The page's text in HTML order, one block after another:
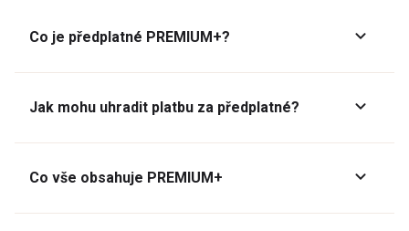
Co je předplatné PREMIUM+?
Jak mohu uhradit platbu za předplatné?
Co vše obsahuje PREMIUM+